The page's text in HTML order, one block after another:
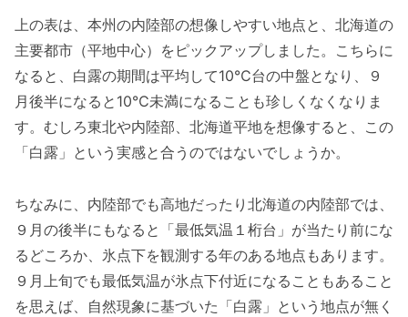
上の表は、本州の内陸部の想像しやすい地点と、北海道の
主要都市（平地中心）をピックアップしました。こちらに
なると、白露の期間は平均して10℃台の中盤となり、９
月後半になると10℃未満になることも珍しくなくなりま
す。むしろ東北や内陸部、北海道平地を想像すると、この
「白露」という実感と合うのではないでしょうか。
ちなみに、内陸部でも高地だったり北海道の内陸部では、
９月の後半にもなると「最低気温１桁台」が当たり前にな
るどころか、氷点下を観測する年のある地点もあります。
９月上旬でも最低気温が氷点下付近になることもあること
を思えば、自然現象に基づいた「白露」という地点が無く